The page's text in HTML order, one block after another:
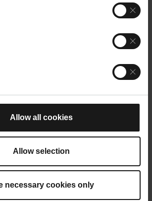
Allow all cookies
Allow selection
necessary cookies only
les droits dont vous disposez à
les données personnelles